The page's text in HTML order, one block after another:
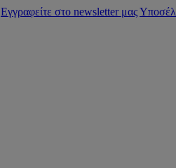
Εγγραφείτε στο newsletter μας